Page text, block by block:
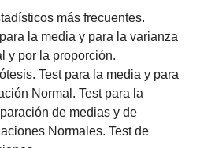
más frecuentes.
la media y para la varianza
y por la proporción.
Test para la media y para
Normal . Test para la
de medias y de
Normales. Test de